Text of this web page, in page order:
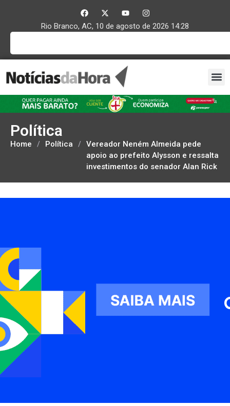
Rio Branco, AC, 10 de agosto de 2026 14:28
Política
Home / Política / Vereador Neném Almeida pede
apoio ao prefeito Alysson e ressalta
investimentos do senador Alan Rick